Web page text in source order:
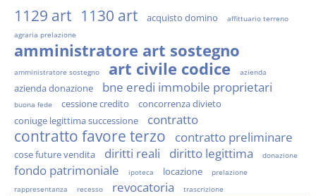
1129 art 1130 art acquisto domino
affittuario terreno
agraria prelazione
amministratore art sostegno
amministratore sostegno art civile codice azienda
azienda donazione bne eredi immobile proprietari
buona fede cessione credito
concorrenza divieto
coniuge legittima successione
contratto
contratto favore terzo contratto preliminare
cose future vendita diritti reali diritto legittima donazione
fondo patrimoniale ipoteca locazione
prelazione
rappresentanza
recesso revocatoria trascrizione